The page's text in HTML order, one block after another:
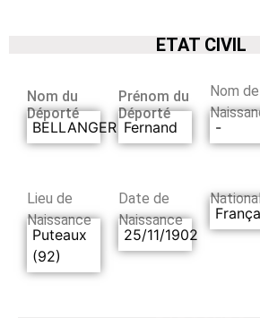
ETAT CIVIL
Nom du
Déporté
BELLANGER
Prénom du
Déporté
Fernand
Nom de
-
Lieu de
Naissance
Puteaux
(92)
Date de
Naissance
25/11/1902